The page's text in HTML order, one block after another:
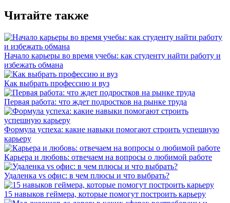
Читайте также
Начало карьеры во время учебы: как студенту найти работу и
избежать обмана
Как выбрать профессию и вуз
Первая работа: что ждет подростков на рынке труда
Формула успеха: какие навыки помогают строить успешную
карьеру
Карьера и любовь: отвечаем на вопросы о любимой работе
Удаленка vs офис: в чем плюсы и что выбрать?
15 навыков геймера, которые помогут построить карьеру